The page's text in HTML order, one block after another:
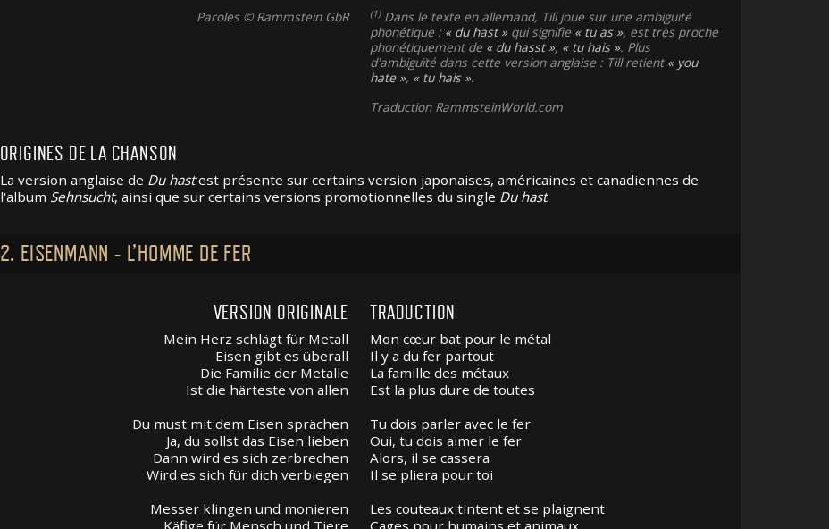
Paroles © Rammstein GbR (1)Dans le texte en allemand, Till joue sur une ambiguïté
phonétique :
du hast qui signifie tu as
, est très proche
phonétiquement de
du hasst , tu hais
. Plus
d'ambiguïté dans cette version anglaise : Till retient
you
hate
, tu hais
.
Traduction RammsteinWorld.com
ORIGINES DE LA CHANSON
La version anglaise de Du hastest présente sur certains version japonaises, américaines et canadiennes de
l'album Sehnsucht, ainsi que sur certains versions promotionnelles du single Du hast.
2. EISENMANN - L’HOMME DE FER
VERSION ORIGINALE
Mein Herz schlägt für Metall
Eisen gibt es überall
Die Familie der Metalle
Ist die härteste von allen
Du must mit dem Eisen sprächen
Ja, du sollst das Eisen lieben
Dann wird es sich zerbrechen
Wird es sich für dich verbiegen
Messer klingen und monieren
Käfige für Mensch und Tiere
TRADUCTION
Mon cœur bat pour le métal
Il y a du fer partout
La famille des métaux
Est la plus dure de toutes
Tu dois parler avec le fer
Oui, tu dois aimer le fer
Alors, il se cassera
Il se pliera pour toi
Les couteaux tintent et se plaignent
Cages pour humains et animaux